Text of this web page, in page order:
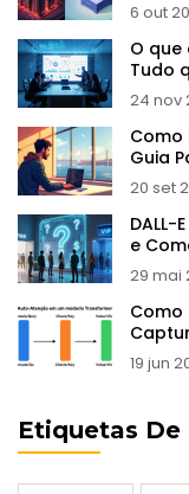
6 out
O que
Tudo
24 nov
Como
Guia
20 set
DALL-
e
29 mai
Como
19 jun
Etiquetas